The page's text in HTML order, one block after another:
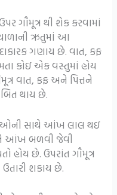
ગૌમૂત્ર થી શેક કરવામાં
ઋતુમાં આ
ગણાય છે. વાત, કફ
કોઇ એક વસ્તુમાં હોય
વાત, કફ અને પિત્તને
થાય છે.
સાથે આંખ લાલ થઇ
આંખ બળવી જેવી
હોય છે. ઉપરાંત ગૌમૂત્ર
શકાય છે.